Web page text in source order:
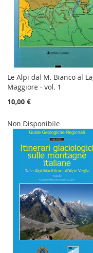
Le Alpi dal M. Bianco al
Maggiore - vol. 1
10,00 €
Non Disponibile